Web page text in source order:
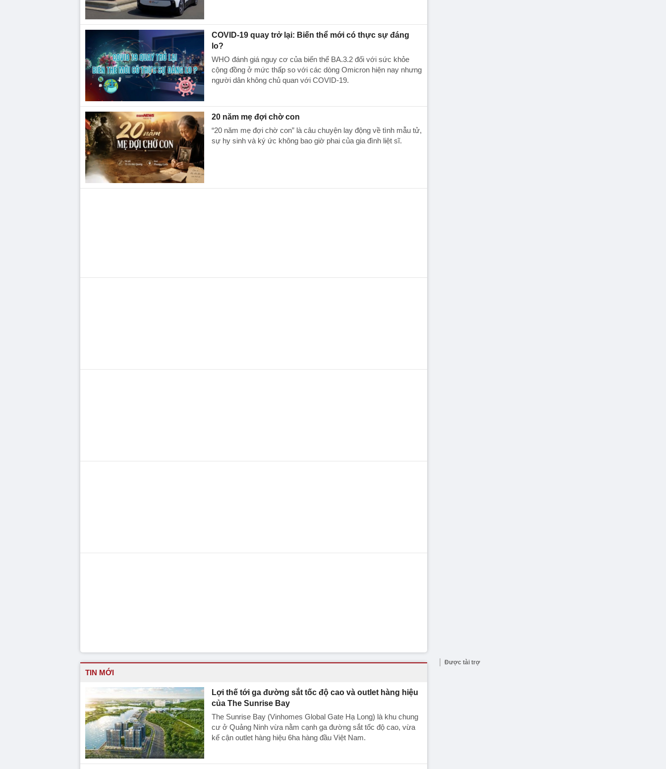
COVID-19 quay trở lại: Biến thể mới có thực sự đáng
lo?
WHO đánh giá nguy cơ của biến thể BA.3.2 đối với sức khỏe
cộng đồng ở mức thấp so với các dòng Omicron hiện nay nhưng
người dân không chủ quan với COVID-19.
20 năm mẹ đợi chờ con
“20 năm mẹ đợi chờ con” là câu chuyện lay động về tình mẫu tử,
sự hy sinh và ký ức không bao giờ phai của gia đình liệt sĩ.
TIN MỚI
Lợi thế tới ga đường sắt tốc độ cao và outlet hàng hiệu
của The Sunrise Bay
The Sunrise Bay (Vinhomes Global Gate Hạ Long) là khu chung
cư ở Quảng Ninh vừa nằm cạnh ga đường sắt tốc độ cao, vừa
kế cận outlet hàng hiệu 6ha hàng đầu Việt Nam.
Được tài trợ